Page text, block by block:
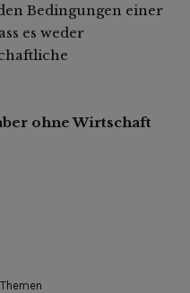
Bedingungen einer
es weder
ohne Wirtschaft